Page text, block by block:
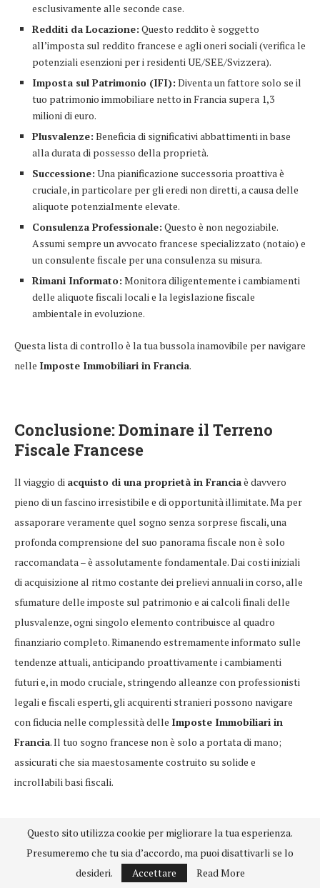
esclusivamente alle seconde case.
Redditi da Locazione: Questo reddito è soggetto
all’imposta sul reddito francese e agli oneri sociali (verifica le
potenziali esenzioni per i residenti UE/SEE/Svizzera).
Imposta sul Patrimonio (IFI): Diventa un fattore solo se il
tuo patrimonio immobiliare netto in Francia supera 1,3
milioni di euro.
Plusvalenze: Beneficia di significativi abbattimenti in base
alla durata di possesso della proprietà.
Successione: Una pianificazione successoria proattiva è
cruciale, in particolare per gli eredi non diretti, a causa delle
aliquote potenzialmente elevate.
Consulenza Professionale: Questo è non negoziabile.
Assumi sempre un avvocato francese specializzato (notaio) e
un consulente fiscale per una consulenza su misura.
Rimani Informato: Monitora diligentemente i cambiamenti
delle aliquote fiscali locali e la legislazione fiscale
ambientale in evoluzione.
Questa lista di controllo è la tua bussola inamovibile per navigare
nelle Imposte Immobiliari in Francia.
Conclusione: Dominare il Terreno
Fiscale Francese
Il viaggio di acquisto di una proprietà in Franciaè davvero
pieno di un fascino irresistibile e di opportunità illimitate. Ma per
assaporare veramente quel sogno senza sorprese fiscali, una
profonda comprensione del suo panorama fiscale non è solo
raccomandata – è assolutamente fondamentale. Dai costi iniziali
di acquisizione al ritmo costante dei prelievi annuali in corso, alle
sfumature delle imposte sul patrimonio e ai calcoli finali delle
plusvalenze, ogni singolo elemento contribuisce al quadro
finanziario completo. Rimanendo estremamente informato sulle
tendenze attuali, anticipando proattivamente i cambiamenti
futuri e, in modo cruciale, stringendo alleanze con professionisti
legali e fiscali esperti, gli acquirenti stranieri possono navigare
con fiducia nelle complessità delle Imposte Immobiliari in
Francia. Il tuo sogno francese non è solo a portata di mano;
assicurati che sia maestosamente costruito su solide e
incrollabili basi fiscali.
Risorse Esterne:
Servizio Pubblico Francese: Tassa sull’Abitazione (Taxe
Questo sito utilizza cookie per migliorare la tua esperienza.
Presumeremo che tu sia d’accordo, ma puoi disattivarli se lo
desideri.
Accettare Read More